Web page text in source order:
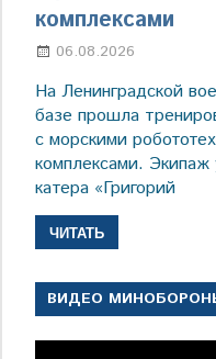
комплексами
06.08.2026
На Ленинградской
базе прошла
с морскими
комплексами. Экипаж
катера «Григорий
ЧИТАТЬ
ВИДЕО